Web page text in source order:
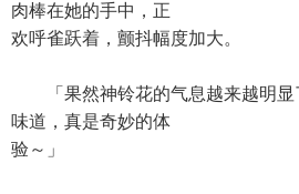
肉棒在她的手中，正
欢呼雀跃着，颤抖幅度加大。
「果然神铃花的气息越来越明显
味道，真是奇妙的体
验～」